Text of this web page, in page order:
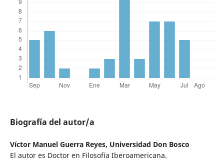
Biografía del autor/a
Víctor Manuel Guerra Reyes, Universidad Don Bosco
El autor es Doctor en Filosofía Iberoamericana.